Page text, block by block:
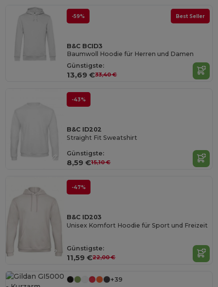
-59% Best Seller
B&C BCID3
Baumwoll Hoodie für Herren und Damen
Günstigste:
13,69 €33,40 €
-43%
B&C ID202
Straight Fit Sweatshirt
Günstigste:
8,59 €15,10 €
-47%
B&C ID203
Unisex Komfort Hoodie für Sport und Freizeit
Günstigste:
11,59 €22,00 €
+39